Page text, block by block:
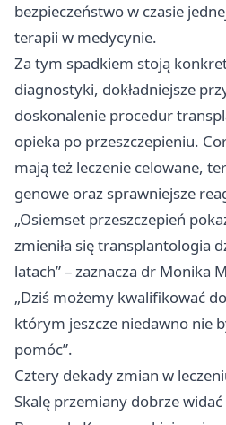
bezpieczeństwo w czasie
terapii w medycynie.
Za tym spadkiem stoją
diagnostyki, dokładniejsze
doskonalenie procedur
opieka po przeszczepieniu.
mają też leczenie celowane,
genowe oraz sprawniejsze
„Osiemset przeszczepień
zmieniła się transplantologia
latach” – zaznacza dr Monika
„Dziś możemy kwalifikować
którym jeszcze niedawno nie
pomóc”.
Cztery dekady zmian w
Skalę przemiany dobrze widać